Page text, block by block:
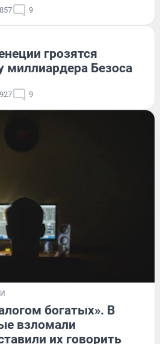
9
грозятся
миллиардера Безоса
9
богатых». В
взломали
их говорить